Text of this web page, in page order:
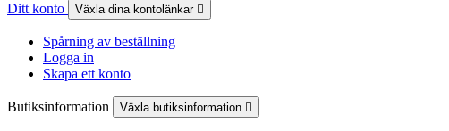
Ditt konto Växla dina kontolänkar 
Spårning av beställning
Logga in
Skapa ett konto
Butiksinformation Växla butiksinformation 